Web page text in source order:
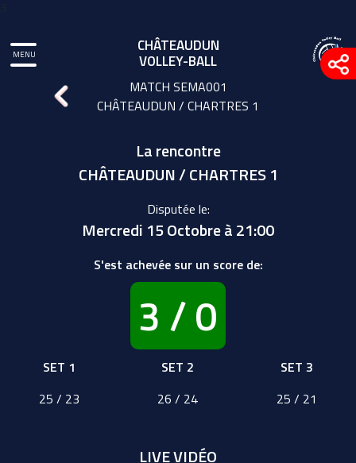
MENU CHÂTEAUDUN
VOLLEY-BALL
MATCH SEMA001
CHÂTEAUDUN / CHARTRES 1
La rencontre
CHÂTEAUDUN / CHARTRES 1
Disputée le:
Mercredi 15 Octobre à 21:00
S'est achevée sur un score de:
3 / 0
SET 1
25 / 23
SET 2
26 / 24
SET 3
25 / 21
LIVE VIDÉO